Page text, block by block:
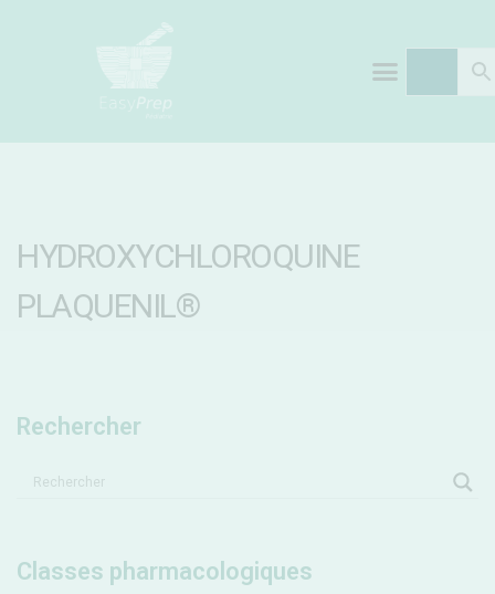
HYDROXYCHLOROQUINE
PLAQUENIL®
Rechercher
Classes pharmacologiques